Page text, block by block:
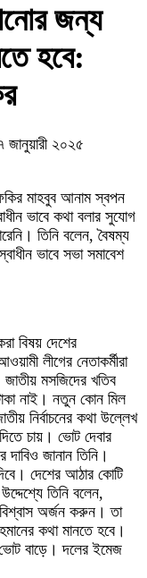
জন্য
হবে:
২০২৫
মাহবুব আনাম স্বপন
ভাবে কথা বলার সুযোগ
তিনি বলেন, বৈষম্য
ভাবে সভা সমাবেশ
বিষয় দেশের
লীগের নেতাকর্মীরা
মসজিদের খতিব
নাই। নতুন কোন মিল
নির্বাচনের কথা উল্লেখ
চায়। ভোট দেবার
দাবিও জানান তিনি।
দেশের আঠার কোটি
তিনি বলেন,
অর্জন করুন। তা
কথা মানতে হবে।
বাড়ে। দলের ইমেজ